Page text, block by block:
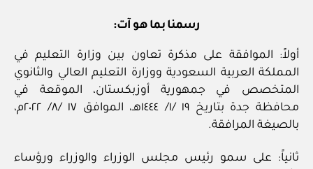
رسمنا بما هو آت:
أولاً: الموافقة على مذكرة تعاون بين وزارة التعليم في
المملكة العربية السعودية ووزارة التعليم العالي والثانوي
المتخصص في جمهورية أوزبكستان، الموقعة في
محافظة جدة بتاريخ ١٩ /١/ ١٤٤٤هـ، الموافق ١٧ /٨/ ٢٠٢٢م،
بالصيغة المرافقة.
ثانياً: على سمو رئيس مجلس الوزراء والوزراء ورؤساء